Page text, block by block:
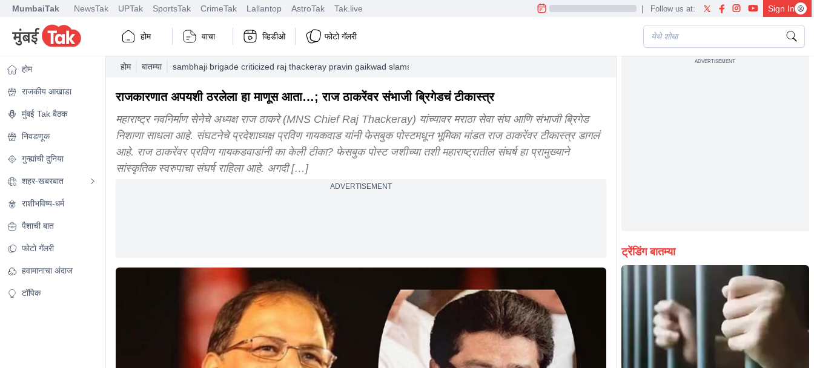
MumbaiTak NewsTak UPTak SportsTak CrimeTak Lallantop AstroTak Tak.live | Follow us at: Sign In
होम वाचा व्हिडीओ फोटो गॅलरी
होम
राजकीय आखाडा
मुंबई Tak बैठक
निवडणूक
गुन्ह्यांची दुनिया
शहर-खबरबात
राशीभविष्य-धर्म
पैशाची बात
फोटो गॅलरी
हवामानाचा अंदाज
टॉपिक
होम बातम्या sambhaji brigade criticized raj thackeray pravin gaikwad slams raj thackeray babasaheb purandare raj thackeray
राजकारणात अपयशी ठरलेला हा माणूस आता…; राज ठाकरेंवर संभाजी ब्रिगेडचं टीकास्त्र
महाराष्ट्र नवनिर्माण सेनेचे अध्यक्ष राज ठाकरे (MNS Chief Raj Thackeray) यांच्यावर मराठा सेवा संघ आणि संभाजी ब्रिगेड
निशाणा साधला आहे. संघटनेचे प्रदेशाध्यक्ष प्रविण गायकवाड यांनी फेसबुक पोस्टमधून भूमिका मांडत राज ठाकरेंवर टीकास्त्र डागलं
आहे. राज ठाकरेंवर प्रविण गायकडवाडांनी का केली टीका? फेसबुक पोस्ट जशीच्या तशी महाराष्ट्रातील संघर्ष हा प्रामुख्याने
सांस्कृतिक स्वरुपाचा संघर्ष राहिला आहे. अगदी […]
ADVERTISEMENT
ADVERTISEMENT
ट्रेंडिंग बातम्या